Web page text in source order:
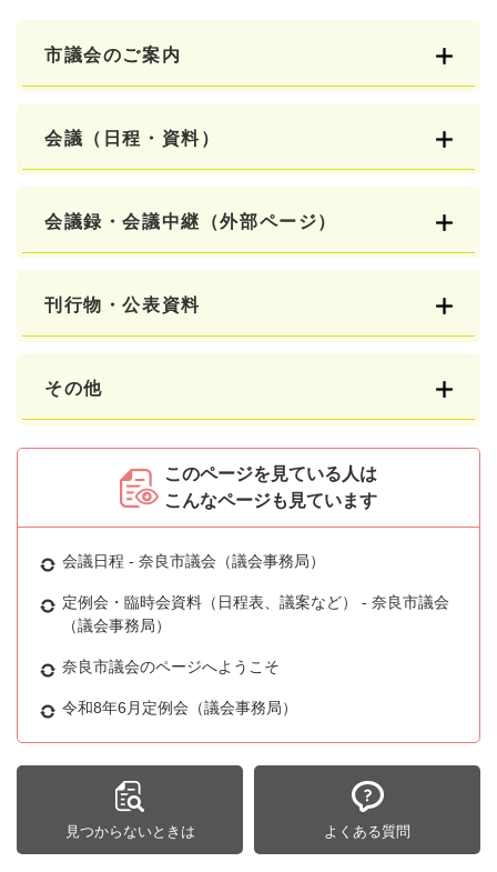
市議会のご案内
会議（日程・資料）
会議録・会議中継（外部ページ）
刊行物・公表資料
その他
このページを見ている人は
こんなページも見ています
会議日程 - 奈良市議会（議会事務局）
定例会・臨時会資料（日程表、議案など） - 奈良市議会
（議会事務局）
奈良市議会のページへようこそ
令和8年6月定例会（議会事務局）
見つからないときは よくある質問